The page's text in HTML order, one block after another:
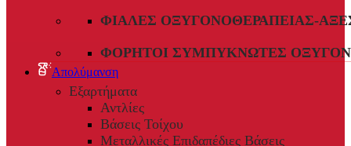
ΦΙΆΛΕΣ ΟΞΥΓΟΝΟΘΕΡΑΠΕΊΑΣ-
ΦΟΡΗΤΟΊ ΣΥΜΠΥΚΝΩΤΈΣ
Απολύμανση
Εξαρτήματα
Αντλίες
Βάσεις Τοίχου
Μεταλλικές Επιδαπέδιες Βάσεις